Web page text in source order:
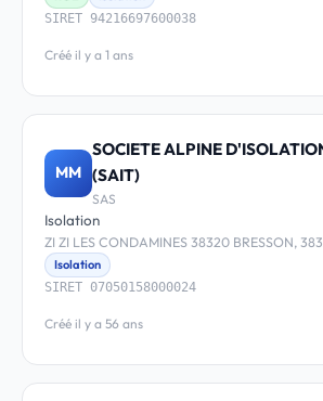
SIRET 94216697600038
Créé il y a 1 ans
MM
SOCIETE ALPINE
(SAIT)
SAS
Isolation
ZI ZI LES CONDAMINES 38320 BRESSON,
Isolation
SIRET 07050158000024
Créé il y a 56 ans